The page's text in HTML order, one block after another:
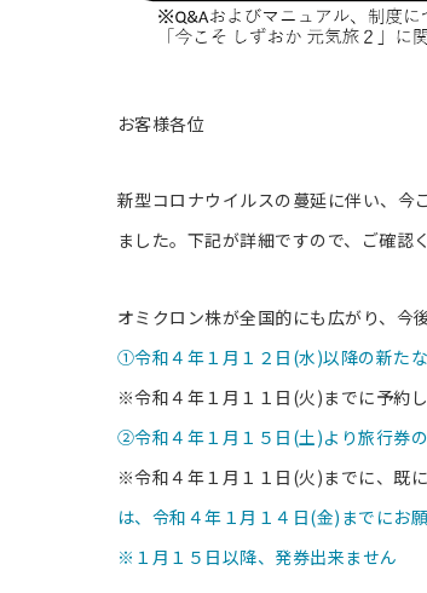
お客様各位
新型コロナウイルスの蔓延に伴い、今
ました。下記が詳細ですので、ご確認
オミクロン株が全国的にも広がり、今
①令和４年１月１２日(水)以降の新た
※令和４年１月１１日(火)までに予約
②令和４年１月１５日(土)より旅行券の
※令和４年１月１１日(火)までに、既
は、令和４年１月１４日(金)までにお願
※１月１５日以降、発券出来ません